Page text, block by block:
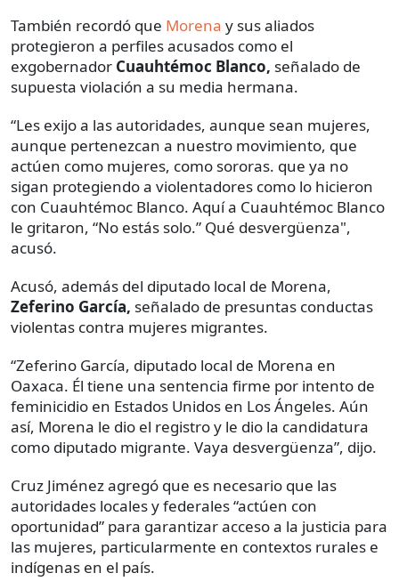
También recordó que Morena y sus aliados
protegieron a perfiles acusados como el
exgobernador Cuauhtémoc Blanco, señalado de
supuesta violación a su media hermana.
“Les exijo a las autoridades, aunque sean mujeres,
aunque pertenezcan a nuestro movimiento, que
actúen como mujeres, como sororas. que ya no
sigan protegiendo a violentadores como lo hicieron
con Cuauhtémoc Blanco. Aquí a Cuauhtémoc Blanco
le gritaron, “No estás solo.” Qué desvergüenza",
acusó.
Acusó, además del diputado local de Morena,
Zeferino García, señalado de presuntas conductas
violentas contra mujeres migrantes.
“Zeferino García, diputado local de Morena en
Oaxaca. Él tiene una sentencia firme por intento de
feminicidio en Estados Unidos en Los Ángeles. Aún
así, Morena le dio el registro y le dio la candidatura
como diputado migrante. Vaya desvergüenza”, dijo.
Cruz Jiménez agregó que es necesario que las
autoridades locales y federales “actúen con
oportunidad” para garantizar acceso a la justicia para
las mujeres, particularmente en contextos rurales e
indígenas en el país.